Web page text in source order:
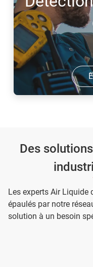
Des
Les experts Air Liquide
épaulés par notre
solution à un besoin